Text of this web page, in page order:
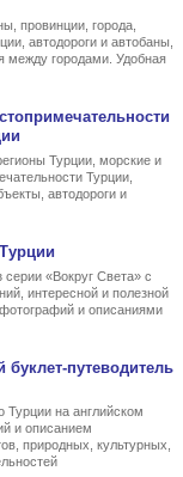
провинции, города,
автодороги и автобаны,
между городами. Удобная
Турции, морские и
Турции,
автодороги и
серии «Вокруг Света» с
интересной и полезной
и описаниями
буклет-путеводитель
Турции на английском
и описанием
природных, культурных,